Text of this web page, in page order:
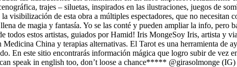
trajes – siluetas, inspirados en las ilustraciones, juegos de
visibilización de esta obra a múltiples espectadores, que no
de magia y fantasía. Yo se las conté y pueden ampliar la info, pero
todos estos artistas, guiados por Hamid! Iris MongeSoy Iris, artista y
China y terapias alternativas. El Tarot es una herramienta de
En este sitio encontrarás información mágica que logro subir de vez
speak in english too, don’t loose a chance***** @girasolmonge